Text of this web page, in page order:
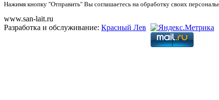
Нажимя кнопку "Отправить" Вы соглашаетесь на обработку своих
www.san-lait.ru
Разработка и обслуживание: Красный Лев